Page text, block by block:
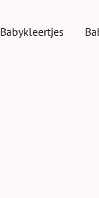
Babykleertjes